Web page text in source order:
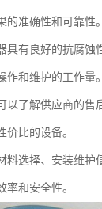
准确性和可靠性。
有良好的抗腐蚀
和维护的工作量。
了解供应商的售
比的设备。
选择、安装维
和安全性。